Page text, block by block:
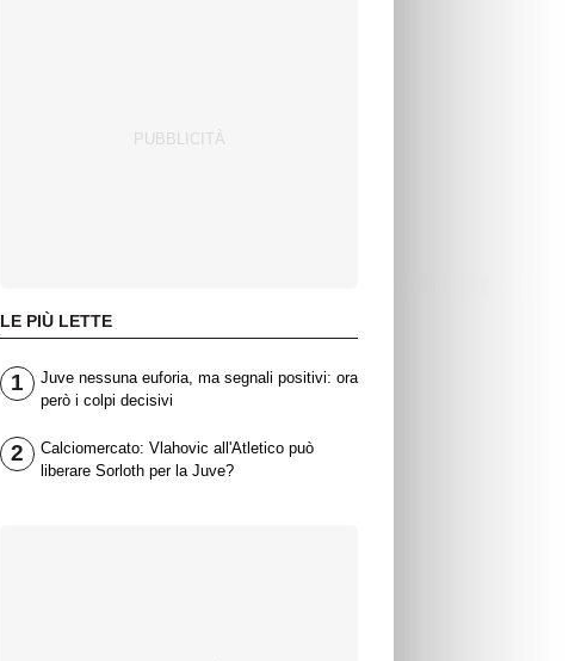
LE PIÙ LETTE
1
Juve nessuna euforia, ma segnali positivi: ora
però i colpi decisivi
2
Calciomercato: Vlahovic all'Atletico può
liberare Sorloth per la Juve?